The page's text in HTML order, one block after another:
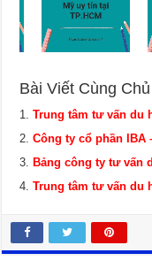
Bài Viết Cùng
Trung tâm tư vấn du
Công ty cổ phần IBA
Bảng công ty tư vấn
Trung tâm tư vấn du